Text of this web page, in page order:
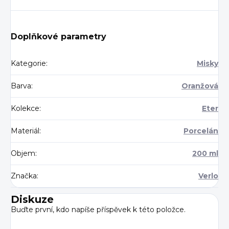
Doplňkové parametry
Kategorie: Misky
Barva: Oranžová
Kolekce: Eter
Materiál: Porcelán
Objem: 200 ml
Značka: Verlo
Diskuze
Buďte první, kdo napíše příspěvek k této položce.